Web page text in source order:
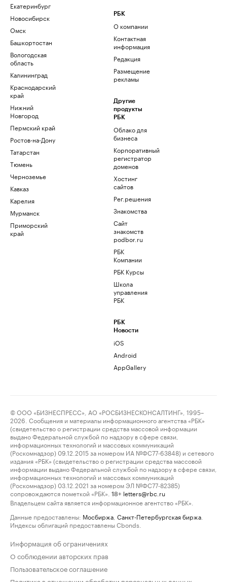
Екатеринбург
Новосибирск
Омск
Башкортостан
Вологодская
область
Калининград
Краснодарский
край
Нижний
Новгород
Пермский край
Ростов-на-Дону
Татарстан
Тюмень
Черноземье
Кавказ
Карелия
Мурманск
Приморский
край
РБК
О компании
Контактная
информация
Редакция
Размещение
рекламы
Другие
продукты
РБК
Облако для
бизнеса
Корпоративный
регистратор
доменов
Хостинг
сайтов
Рег.решения
Знакомства
Сайт
знакомств
podbor.ru
РБК
Компании
РБК Курсы
Школа
управления
РБК
РБК
Новости
iOS
Android
AppGallery
© ООО «БИЗНЕСПРЕСС», АО «РОСБИЗНЕСКОНСАЛТИНГ», 1995–
2026. Сообщения и материалы информационного агентства «РБК»
(свидетельство о регистрации средства массовой информации
выдано Федеральной службой по надзору в сфере связи,
информационных технологий и массовых коммуникаций
(Роскомнадзор) 09.12.2015 за номером ИА №ФС77-63848) и сетевого
издания «РБК» (свидетельство о регистрации средства массовой
информации выдано Федеральной службой по надзору в сфере связи,
информационных технологий и массовых коммуникаций
(Роскомнадзор) 03.12.2021 за номером ЭЛ №ФС77-82385)
сопровождаются пометкой «РБК».
18+ letters@rbc.ru
Владельцем сайта является информационное агентство «РБК».
Данные предоставлены: Мосбиржа Санкт-Петербургская биржа
Индексы облигаций предоставлены Cbonds.
Информация об ограничениях
О соблюдении авторских прав
Пользовательское соглашение